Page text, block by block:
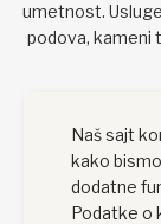
umetnost.
podova, kameni
Naš sajt
kako
dodatne
Podatke o